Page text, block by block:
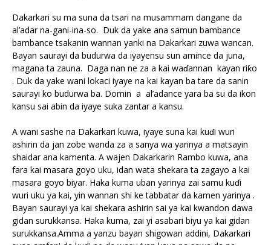
Dakarkari su ma suna da tsari na musammam dangane da
al’adar na-gani-ina-so. Duk da yake ana samun bambance
bambance tsakanin wannan yanki na Dakarkari zuwa wancan.
Bayan saurayi da budurwa da iyayensu sun amince da juna,
magana ta zauna. Daga nan ne za a kai waɗannan kayan riƙo
. Duk da yake wani lokaci iyaye na kai kayan ba tare da sanin
saurayi ko budurwa ba. Domin a al’adance yara ba su da ikon
kansu sai abin da iyaye suka zantar a kansu.
A wani sashe na Dakarkari kuwa, iyaye suna kai kuɗi wuri
ashirin da jan zobe wanda za a sanya wa yarinya a matsayin
shaidar ana kamenta. A wajen Dakarkarin Rambo kuwa, ana
fara kai masara goyo uku, idan wata shekara ta zagayo a kai
masara goyo biyar. Haka kuma uban yarinya zai samu kuɗi
wuri uku ya kai, yin wannan shi ke tabbatar da kamen yarinya .
Bayan saurayi ya kai shekara ashirin sai ya kai kwandon dawa
gidan surukkansa. Haka kuma, zai yi asabari biyu ya kai gidan
surukkansa.Amma a yanzu bayan shigowan addini, Dakarkari